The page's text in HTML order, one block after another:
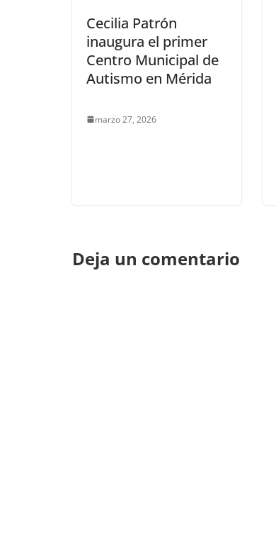
Cecilia Patrón
inaugura el primer
Centro Municipal de
Autismo en Mérida
marzo 27, 2026
Deja un comentario